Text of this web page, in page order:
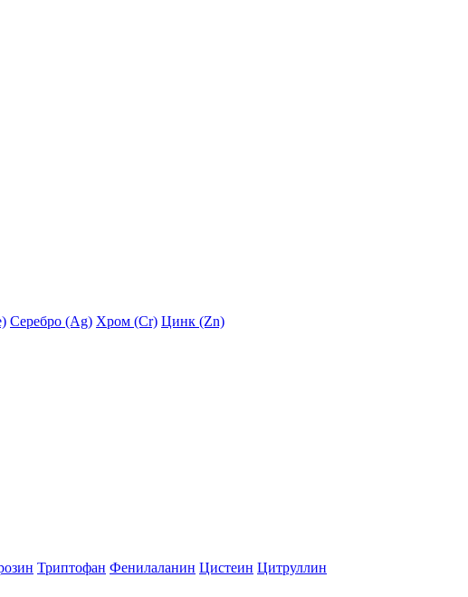
Серебро (Ag) Хром (Cr) Цинк (Zn)
Триптофан Фенилаланин Цистеин Цитруллин